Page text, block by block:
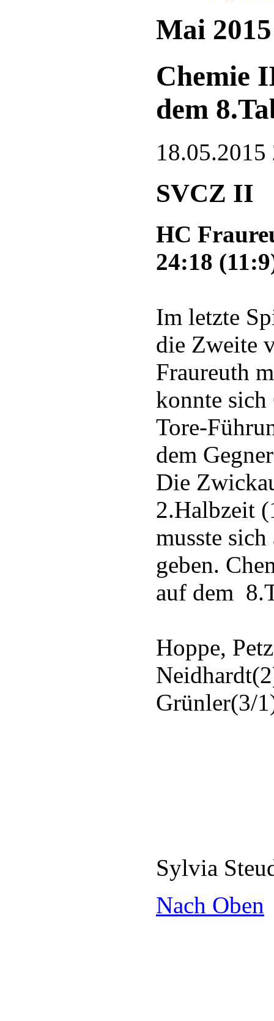
Mai 2015
Chemie
dem
SVCZ II
HC
24:18
Im letzte
die Zweite
Fraureuth
konnte sich
Tore-
dem
Die
2.Halbzeit
musste sich
geben.
auf dem
Hoppe,
Grünler(3/
Sylvia
Nach Oben